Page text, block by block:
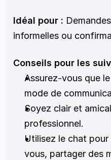
Idéal pour :
informelles ou
Conseils pour les
Assurez-vous que
mode de
Soyez clair et
professionnel.
Utilisez le chat
vous, partager des